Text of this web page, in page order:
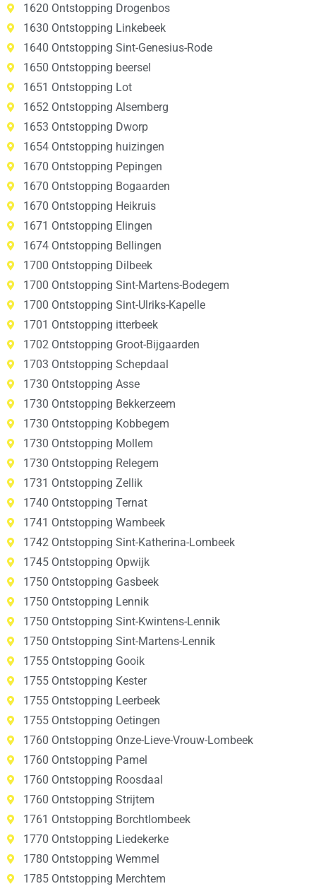
1620 Ontstopping Drogenbos
1630 Ontstopping Linkebeek
1640 Ontstopping Sint-Genesius-Rode
1650 Ontstopping beersel
1651 Ontstopping Lot
1652 Ontstopping Alsemberg
1653 Ontstopping Dworp
1654 Ontstopping huizingen
1670 Ontstopping Pepingen
1670 Ontstopping Bogaarden
1670 Ontstopping Heikruis
1671 Ontstopping Elingen
1674 Ontstopping Bellingen
1700 Ontstopping Dilbeek
1700 Ontstopping Sint-Martens-Bodegem
1700 Ontstopping Sint-Ulriks-Kapelle
1701 Ontstopping itterbeek
1702 Ontstopping Groot-Bijgaarden
1703 Ontstopping Schepdaal
1730 Ontstopping Asse
1730 Ontstopping Bekkerzeem
1730 Ontstopping Kobbegem
1730 Ontstopping Mollem
1730 Ontstopping Relegem
1731 Ontstopping Zellik
1740 Ontstopping Ternat
1741 Ontstopping Wambeek
1742 Ontstopping Sint-Katherina-Lombeek
1745 Ontstopping Opwijk
1750 Ontstopping Gasbeek
1750 Ontstopping Lennik
1750 Ontstopping Sint-Kwintens-Lennik
1750 Ontstopping Sint-Martens-Lennik
1755 Ontstopping Gooik
1755 Ontstopping Kester
1755 Ontstopping Leerbeek
1755 Ontstopping Oetingen
1760 Ontstopping Onze-Lieve-Vrouw-Lombeek
1760 Ontstopping Pamel
1760 Ontstopping Roosdaal
1760 Ontstopping Strijtem
1761 Ontstopping Borchtlombeek
1770 Ontstopping Liedekerke
1780 Ontstopping Wemmel
1785 Ontstopping Merchtem